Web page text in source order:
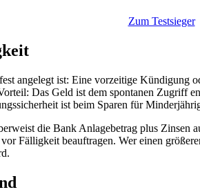
Zum Testsieger
angelegt ist: Eine vorzeitige
Das Geld ist dem spontanen Zugriff
ist beim Sparen für
die Bank Anlagebetrag plus Zinsen
Fälligkeit beauftragen. Wer einen